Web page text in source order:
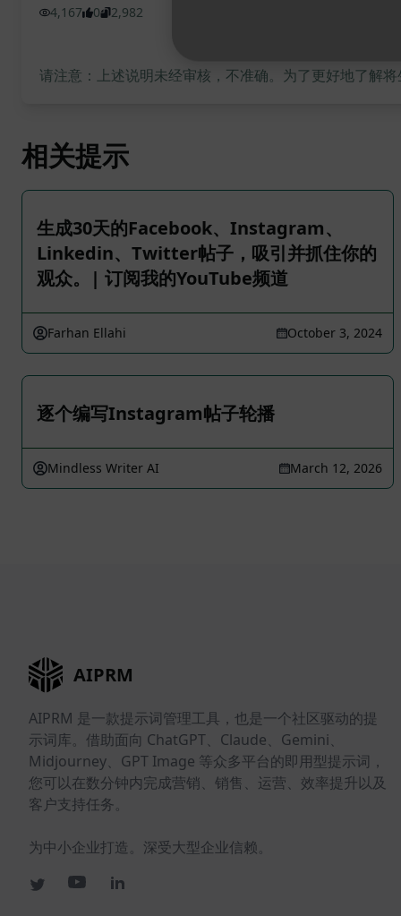
4,167 0 2,982
请注意：上述说明未经审核，不准确。为了更好地了解
相关提示
生成30天的Facebook、Instagram、
Linkedin、Twitter帖子，吸引并抓住你的
观众。| 订阅我的YouTube频道
Farhan Ellahi October 3, 2024
逐个编写Instagram帖子轮播
Mindless Writer AI March 12, 2026
AIPRM
AIPRM 是一款提示词管理工具，也是一个社区驱动的提
示词库。借助面向 ChatGPT、Claude、Gemini、
Midjourney、GPT Image 等众多平台的即用型提示词，
您可以在数分钟内完成营销、销售、运营、效率提升以及
客户支持任务。
为中小企业打造。深受大型企业信赖。